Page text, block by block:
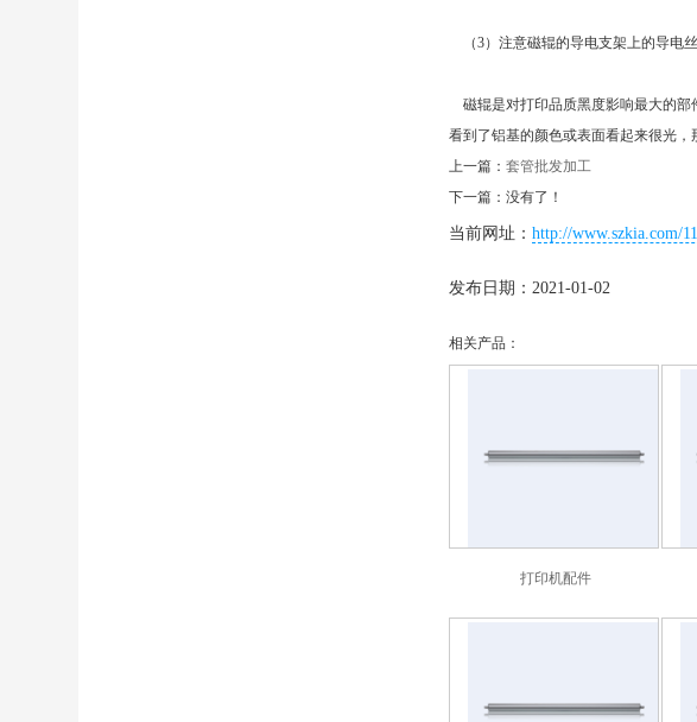
（3）注意磁辊的导电支架上的导电
磁辊是对打印品质黑度影响最大的部
看到了铝基的颜色或表面看起来很光，
上一篇： 套管批发加工
下一篇：没有了！
当前网址： http://www.szkia.com/
发布日期：2021-01-02
相关产品：
打印机配件